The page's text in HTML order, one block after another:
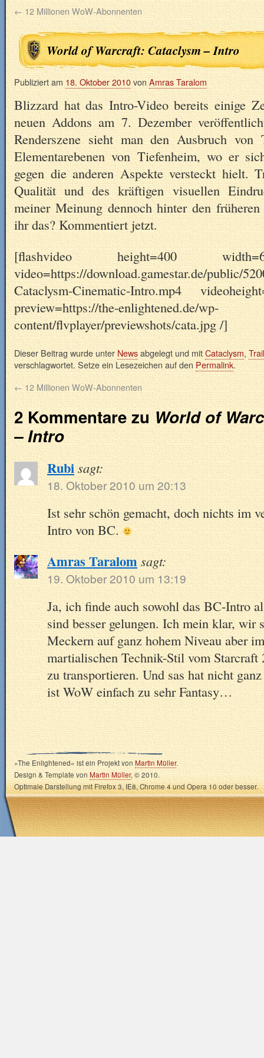
← 12 Millionen WoW-Abonnenten
World of Warcraft: Cataclysm – Intro
Publiziert am 18. Oktober 2010von Amras Taralom
Blizzard hat das Intro-Video bereits einige
neuen Addons am 7. Dezember
Renderszene sieht man den Ausbruch von
Elementarebenen von Tiefenheim, wo er
gegen die anderen Aspekte versteckt hielt.
Qualität und des kräftigen visuellen
meiner Meinung dennoch hinter den
ihr das? Kommentiert jetzt.
[flashvideo height=400
video=https://download.gamestar.de/public/
Cataclysm-Cinematic-Intro.mp4
preview=https://the-enlightened.de/wp-
content/flvplayer/previewshots/cata.jpg /]
Dieser Beitrag wurde unter Newsabgelegt und mitCataclysm,
verschlagwortet. Setze ein Lesezeichen auf denPermalink.
← 12 Millionen WoW-Abonnenten
2 Kommentare zuWorld of
– Intro
Rubi sagt:
18. Oktober 2010 um 20:13
Ist sehr schön gemacht, doch nichts im
Intro von BC.
Amras Taralom sagt:
19. Oktober 2010 um 13:19
Ja, ich finde auch sowohl das BC-Intro
sind besser gelungen. Ich mein klar, wir
Meckern auf ganz hohem Niveau aber
martialischen Technik-Stil vom
zu transportieren. Und sas hat nicht
ist WoW einfach zu sehr Fantasy…
»The Enlightened« ist ein Projekt vonMartin Müller.
Design & Template vonMartin Müller, © 2010.
Optimale Darstellung mit Firefox 3, IE8, Chrome 4 und Opera 10 oder besser.